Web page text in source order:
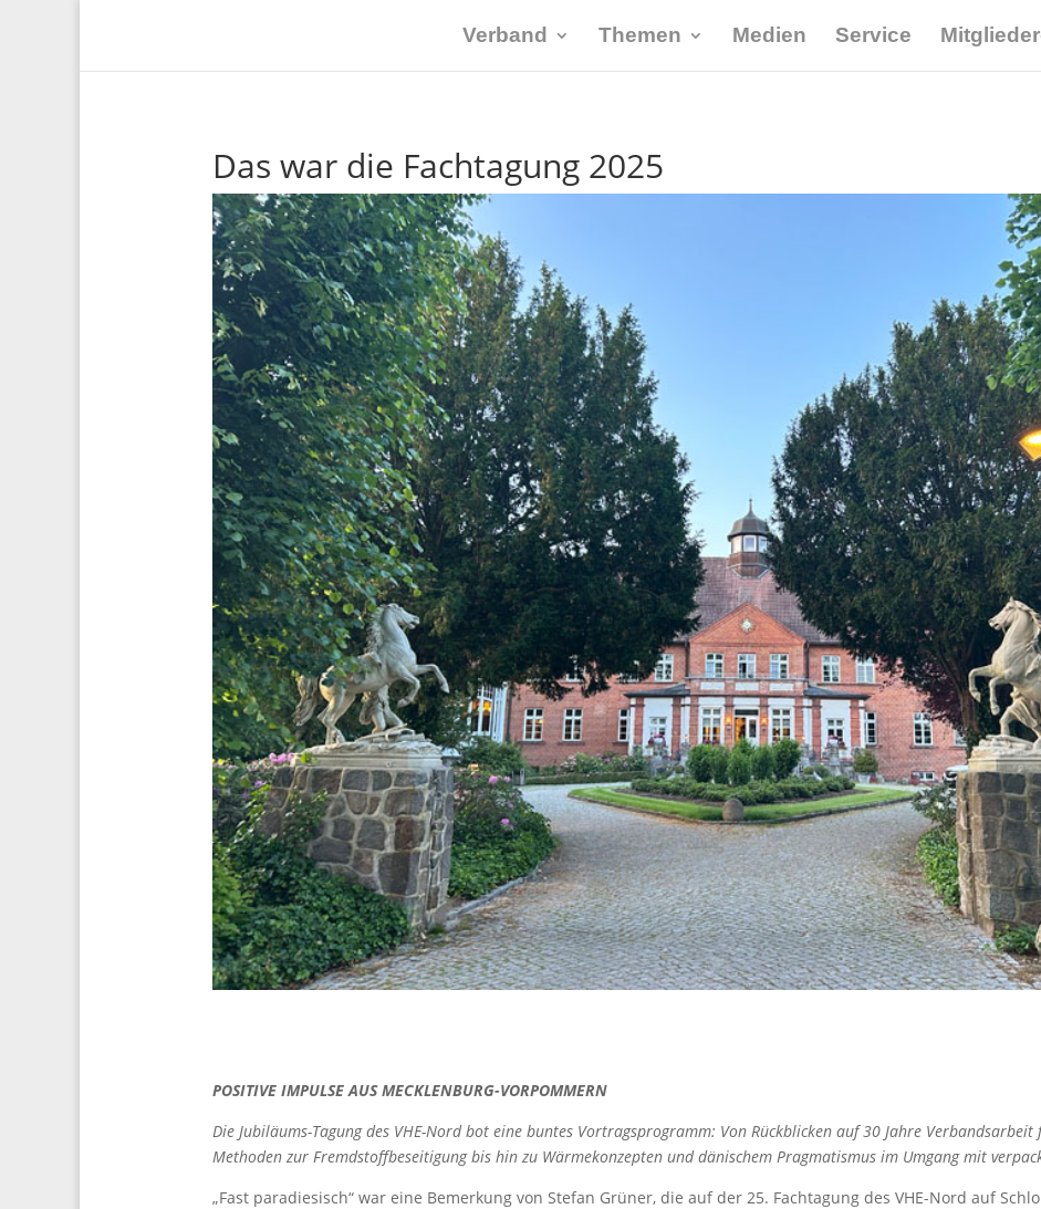
Verband Themen Medien Service
Das war die Fachtagung 2025
POSITIVE IMPULSE AUS MECKLENBURG-VORPOMMERN
Die Jubiläums-Tagung des VHE-Nord bot eine buntes Vortragsprogramm: Von Rückblicken auf 30 Jahre
Methoden zur Fremdstoffbeseitigung bis hin zu Wärmekonzepten und dänischem Pragmatismus im Umgang mit
„Fast paradiesisch“ war eine Bemerkung von Stefan Grüner, die auf der 25. Fachtagung des VHE-Nord auf